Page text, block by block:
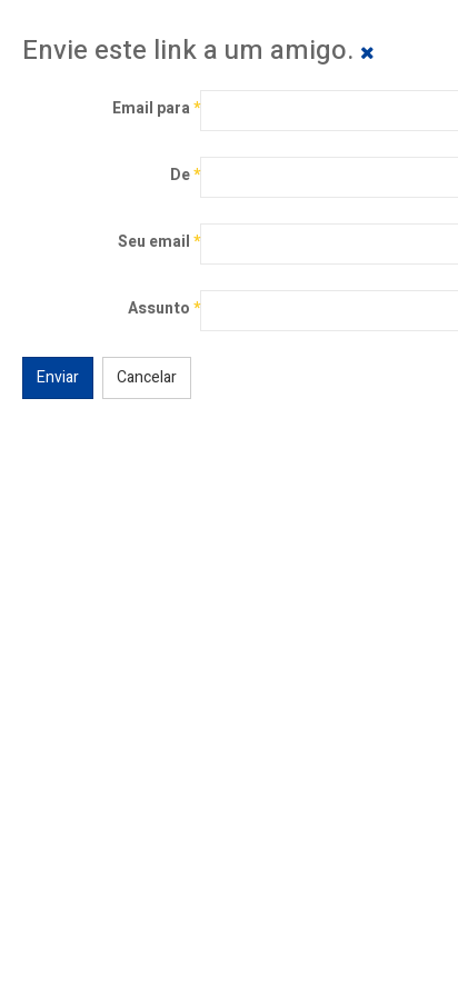
Envie este link a um amigo.
Email para*
De*
Seu email*
Assunto*
Enviar Cancelar